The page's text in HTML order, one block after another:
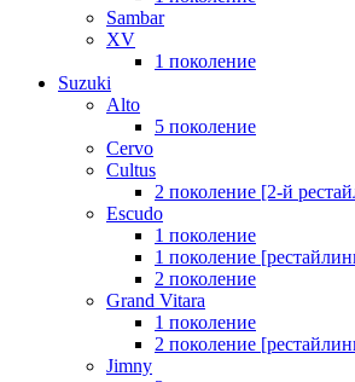
Sambar
XV
1 поколение
Suzuki
Alto
5 поколение
Cervo
Cultus
2 поколение [2-й
Escudo
1 поколение
1 поколение
2 поколение
Grand Vitara
1 поколение
2 поколение
Jimny